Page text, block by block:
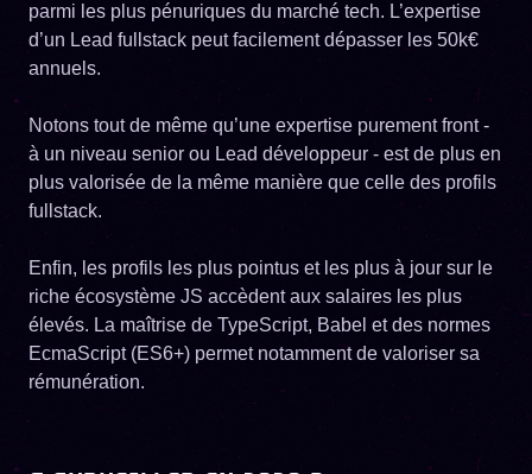
parmi les plus pénuriques du marché tech. L’expertise
d’un Lead fullstack peut facilement dépasser les 50k€
annuels.
Notons tout de même qu’une expertise purement front -
à un niveau senior ou Lead développeur - est de plus en
plus valorisée de la même manière que celle des profils
fullstack.
Enfin, les profils les plus pointus et les plus à jour sur le
riche écosystème JS accèdent aux salaires les plus
élevés. La maîtrise de TypeScript, Babel et des normes
EcmaScript (ES6+) permet notamment de valoriser sa
rémunération.